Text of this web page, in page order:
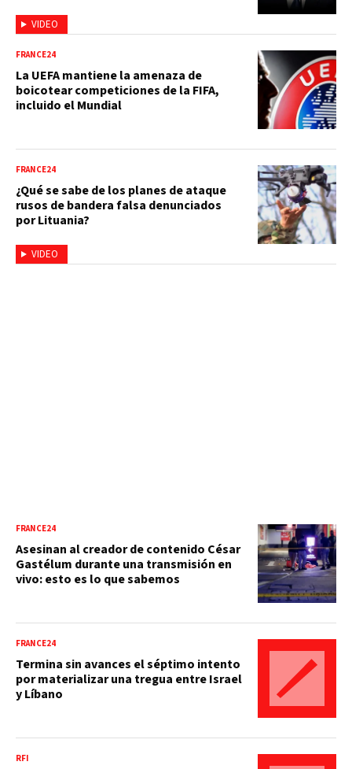
VIDEO
FRANCE24
La UEFA mantiene la amenaza de
boicotear competiciones de la FIFA,
incluido el Mundial
VIDEO
FRANCE24
¿Qué se sabe de los planes de ataque
rusos de bandera falsa denunciados
por Lituania?
FRANCE24
Asesinan al creador de contenido César
Gastélum durante una transmisión en
vivo: esto es lo que sabemos
FRANCE24
Termina sin avances el séptimo intento
por materializar una tregua entre Israel
y Líbano
RFI